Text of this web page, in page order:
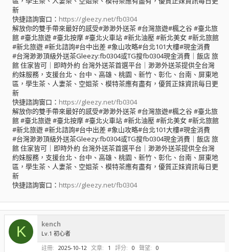
新
快捷諮詢窗口： https://gleezy.net/fb0304
解放你的雙手帶來最好的感受#渺渺外送茶 #台灣旅遊#楓之谷 #臺北旅
館 #臺北旅遊 #臺北按摩 #臺北火車站 #新北油壓 #新北美女 #新北旅館
#新北旅遊 #新北諮詢#台中出差 #象山攻略#台北101大樓#現金消費
#台灣渺渺頂級外送茶Gleezy:fb0304或TG搜fb0304現金消費｜飯店 旅
館 住家皆可｜即時外約 台灣外送茶首選平台｜渺渺外送茶提供全台灣
約妹服務，支援台北、台中、高雄、桃園、新竹、彰化、台南、屏東地
區，學生茶、人妻茶、空姐茶、模特茶應有盡有，優質正妹資訊每日更
新
快捷諮詢窗口： https://gleezy.net/fb0304
解放你的雙手帶來最好的感受#渺渺外送茶 #台灣旅遊#楓之谷 #臺北旅
館 #臺北旅遊 #臺北按摩 #臺北火車站 #新北油壓 #新北美女 #新北旅館
#新北旅遊 #新北諮詢#台中出差 #象山攻略#台北101大樓#現金消費
#台灣渺渺頂級外送茶Gleezy:fb0304或TG搜fb0304現金消費｜飯店 旅
館 住家皆可｜即時外約 台灣外送茶首選平台｜渺渺外送茶提供全台灣
約妹服務，支援台北、台中、高雄、桃園、新竹、彰化、台南、屏東地
區，學生茶、人妻茶、空姐茶、模特茶應有盡有，優質正妹資訊每日更
新
快捷諮詢窗口： https://gleezy.net/fb0304
K kench
Lv.1 初心者
註冊
2025-10-12 文章 1 評分 0 聲望 0